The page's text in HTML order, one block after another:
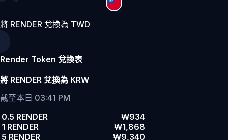
將 RENDER 兌換為 TWD
Render Token 兌換表
將 RENDER 兌換為 KRW
截至本日 03:41 PM
0.5 RENDER
₩934
1 RENDER
₩1,868
5 RENDER
₩9,340